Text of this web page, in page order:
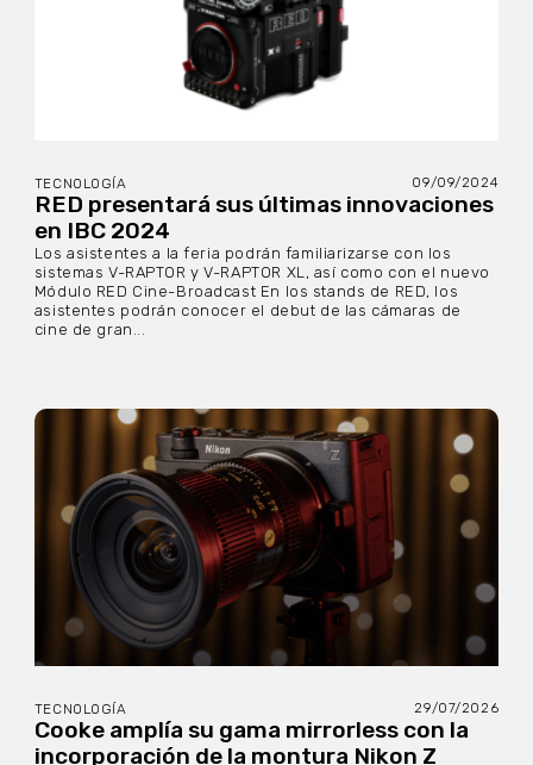
TECNOLOGÍA 09/09/2024
RED presentará sus últimas innovaciones
en IBC 2024
Los asistentes a la feria podrán familiarizarse con los
sistemas V-RAPTOR y V-RAPTOR XL, así como con el nuevo
Módulo RED Cine-Broadcast En los stands de RED, los
asistentes podrán conocer el debut de las cámaras de
cine de gran...
TECNOLOGÍA 29/07/2026
Cooke amplía su gama mirrorless con la
incorporación de la montura Nikon Z